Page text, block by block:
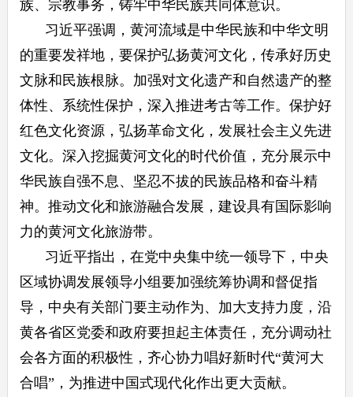
族、宗教事务，铸牢中华民族共同体意识。
习近平强调，黄河流域是中华民族和中华文明
的重要发祥地，要保护弘扬黄河文化，传承好历史
文脉和民族根脉。加强对文化遗产和自然遗产的整
体性、系统性保护，深入推进考古等工作。保护好
红色文化资源，弘扬革命文化，发展社会主义先进
文化。深入挖掘黄河文化的时代价值，充分展示中
华民族自强不息、坚忍不拔的民族品格和奋斗精
神。推动文化和旅游融合发展，建设具有国际影响
力的黄河文化旅游带。
习近平指出，在党中央集中统一领导下，中央
区域协调发展领导小组要加强统筹协调和督促指
导，中央有关部门要主动作为、加大支持力度，沿
黄各省区党委和政府要担起主体责任，充分调动社
会各方面的积极性，齐心协力唱好新时代“黄河大
合唱”，为推进中国式现代化作出更大贡献。